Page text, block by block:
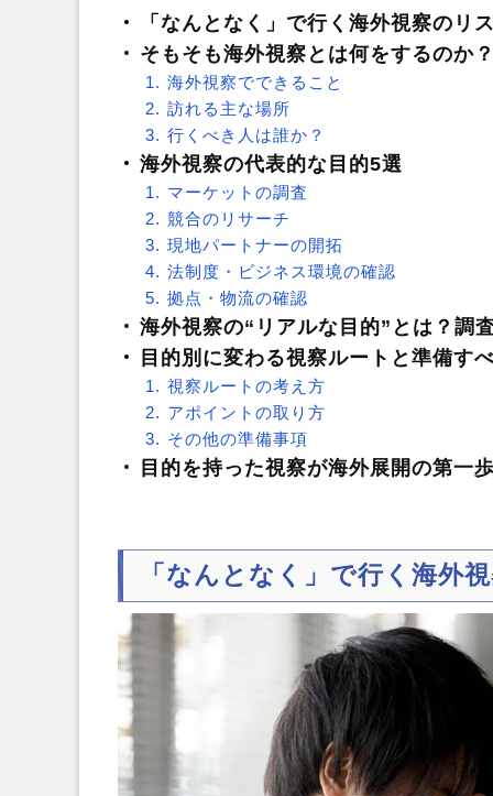
「なんとなく」で行く海外視察のリ
そもそも海外視察とは何をするのか
海外視察でできること
訪れる主な場所
行くべき人は誰か？
海外視察の代表的な目的5選
マーケットの調査
競合のリサーチ
現地パートナーの開拓
法制度・ビジネス環境の確認
拠点・物流の確認
海外視察の“リアルな目的”とは？調
目的別に変わる視察ルートと準備す
視察ルートの考え方
アポイントの取り方
その他の準備事項
目的を持った視察が海外展開の第一
「なんとなく」で行く海外